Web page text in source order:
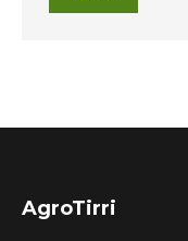
AgroTirri